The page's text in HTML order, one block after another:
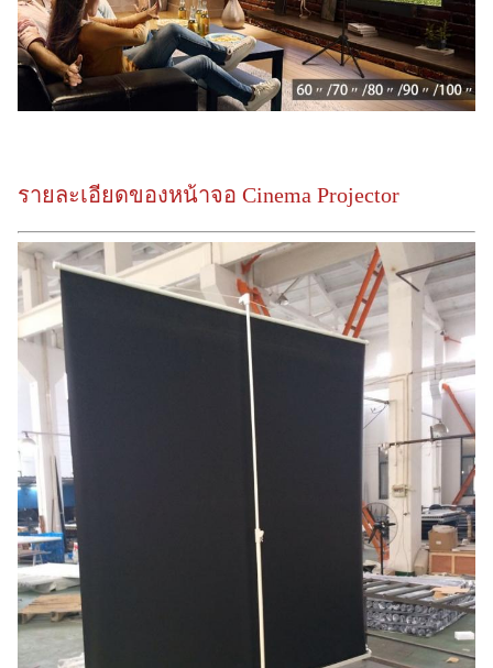
รายละเอียดของหน้าจอ Cinema Projector